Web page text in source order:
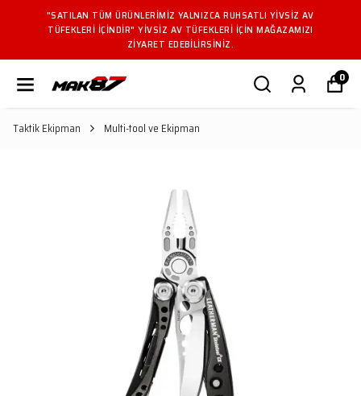
"SATILAN TÜM ÜRÜNLERIMIZ YALNIZCA RUHSATLI YIVSIZ AV
TÜFEKLERI IÇINDIR" YIVSIZ AV TÜFEKLERI IÇIN MAĞAZAMIZI
ZIYARET EDEBILIRSINIZ.
0
Taktik Ekipman Multi-tool ve Ekipman